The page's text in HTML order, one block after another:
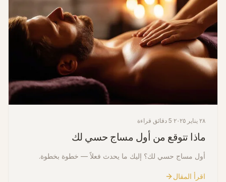
٢٨ يناير ٢٠٢٥ 5 دقائق قراءة
ماذا تتوقع من أول مساج حسي لك
أول مساج حسي لك؟ إليك ما يحدث فعلاً — خطوة بخطوة.
اقرأ المقال